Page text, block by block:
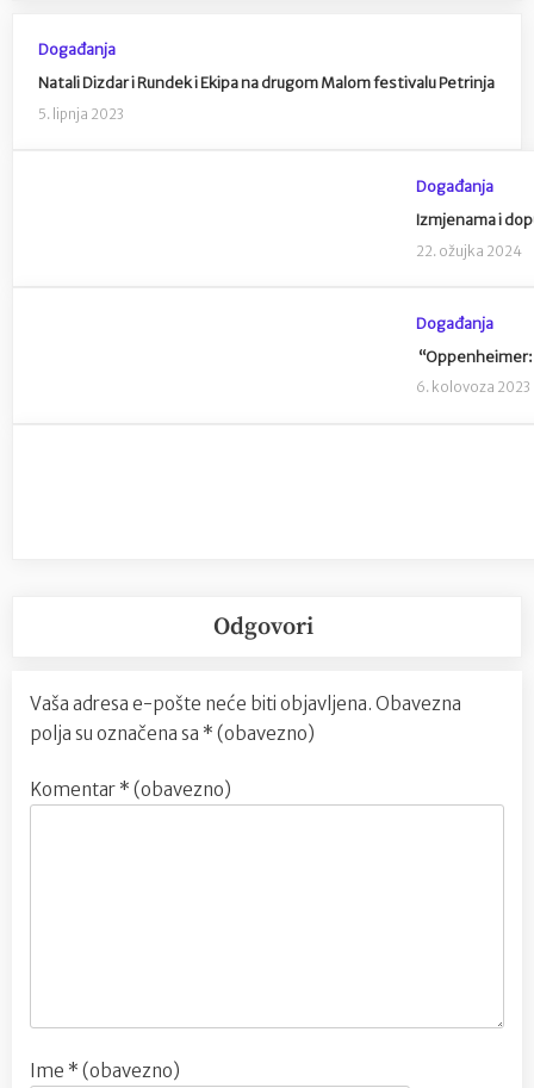
Događanja
Natali Dizdar i Rundek i Ekipa na drugom Malom festivalu Petrinja
5. lipnja 2023
Događanja
Izmjenama i
22. ožujka 2024
Događanja
6. kolovoza 2023
Odgovori
Vaša adresa e-pošte neće biti objavljena. Obavezna
polja su označena sa * (obavezno)
Komentar * (obavezno)
Ime * (obavezno)